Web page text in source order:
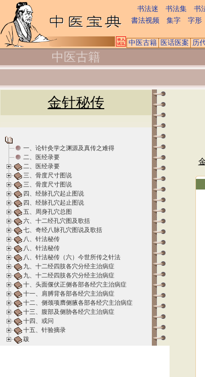
书法迷 书法集 书
書法视频
集字 字形
中医古籍 医话医案 历
中医古籍
金针秘传
一、论针灸学之渊源及真传之难得
二、医经录要
二、医经录要
三、骨度尺寸图说
三、骨度尺寸图说
四、经脉孔穴起止图说
四、经脉孔穴起止图说
五、周身孔穴总图
六、十二经孔穴图及歌括
七、奇经八脉孔穴图说及歌括
八、针法秘传
八、针法秘传
八、针法秘传（六）今世所传之针法
九、十二经四肢各穴分经主治病症
九、十二经四肢各穴分经主治病症
十、头面偃伏正侧各部各经穴主治病症
十一、肩膊背各部各经穴主治病症
十二、侧颈项膺侧腋各部各经穴主治病症
十三、腹部及侧胁各经穴主治病症
十四、或问
十五、针验摘录
跋